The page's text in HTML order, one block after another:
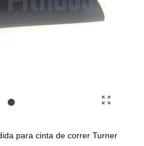
para cinta de correr Turner